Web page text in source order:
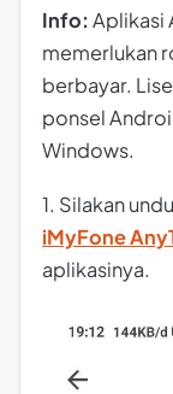
Info:Aplikasi
memerlukan
berbayar.
ponsel
Windows.
1. Silakan
iMyFone
aplikasinya.